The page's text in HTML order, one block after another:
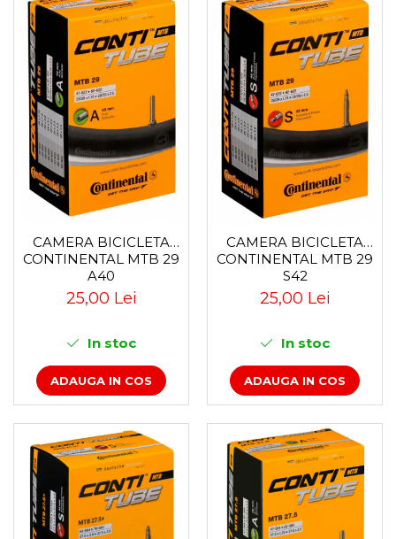
CAMERA BICICLETA
CONTINENTAL MTB 29
A40
25,00 Lei
In stoc
ADAUGA IN COS
CAMERA BICICLETA
CONTINENTAL MTB 29
S42
25,00 Lei
In stoc
ADAUGA IN COS